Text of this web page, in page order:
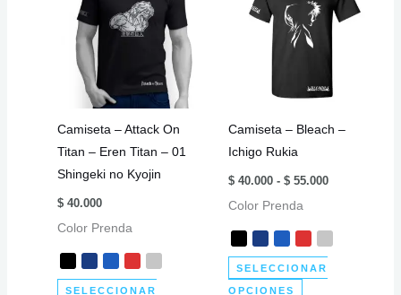
Camiseta – Attack On
Titan – Eren Titan – 01
Shingeki no Kyojin
$40.000
Color Prenda
SELECCIONAR
Camiseta – Bleach –
Ichigo Rukia
$ 40.000 - $ 55.000Rango
$ 40.000
hasta
Color Prenda
SELECCIONAR
OPCIONES